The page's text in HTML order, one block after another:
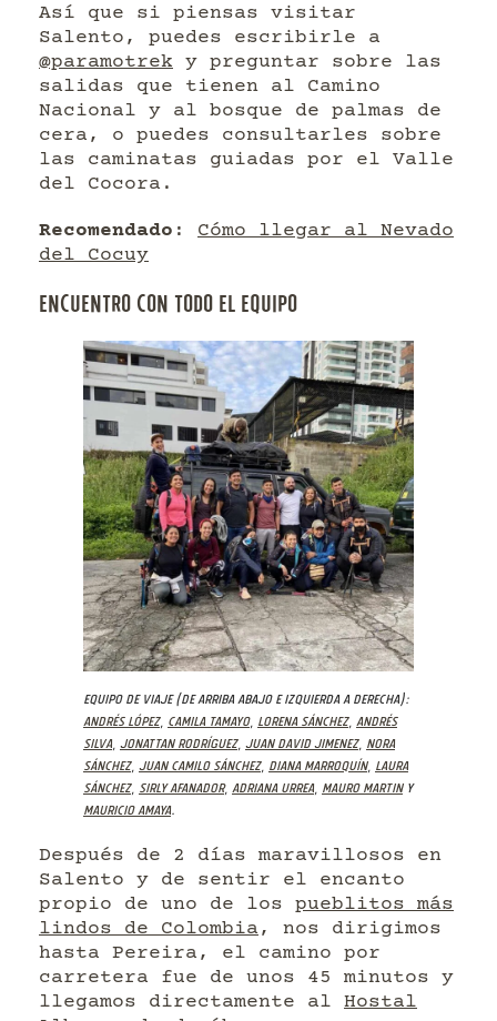
Así que si piensas visitar
Salento, puedes escribirle a
@paramotrek y preguntar sobre las
salidas que tienen al Camino
Nacional y al bosque de palmas de
cera, o puedes consultarles sobre
las caminatas guiadas por el Valle
del Cocora.
Recomendado : Cómo llegar al Nevado
del Cocuy
ENCUENTRO CON TODO EL EQUIPO
Equipo de viaje (de arriba abajo e izquierda a derecha):
Andrés López, Camila Tamayo, Lorena Sánchez, Andrés
Silva, Jonattan Rodríguez, Juan David Jimenez, Nora
Sánchez, Juan Camilo Sánchez, Diana Marroquín, Laura
Sánchez, Sirly Afanador, Adriana Urrea, Mauro Martiny
Mauricio Amaya.
Después de 2 días maravillosos en
Salento y de sentir el encanto
propio de uno de los pueblitos más
lindos de Colombia , nos dirigimos
hasta Pereira, el camino por
carretera fue de unos 45 minutos y
llegamos directamente al Hostal